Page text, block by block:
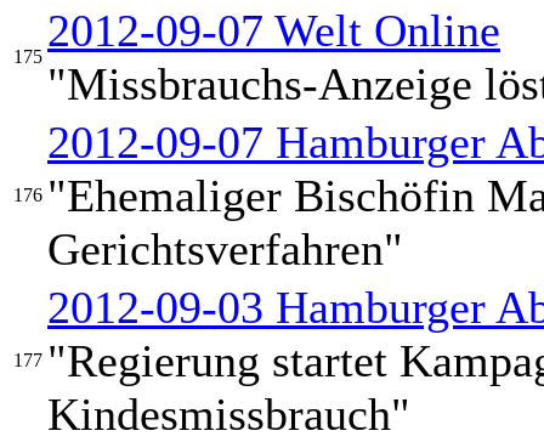
175
2012-09-07 Welt Online
"Missbrauchs-Anzeige
176
2012-09-07 Hamburger
"Ehemaliger Bischöfin
Gerichtsverfahren"
177
2012-09-03 Hamburger
"Regierung startet
Kindesmissbrauch"